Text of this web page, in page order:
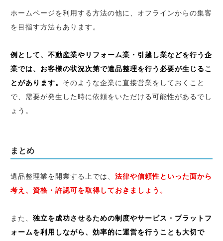
ホームページを利用する方法の他に、オフラインからの集客
を目指す方法もあります。
例として、不動産業やリフォーム業・引越し業などを行う企
業では、お客様の状況次第で遺品整理を行う必要が生じるこ
とがあります。 そのような企業に直接営業をしておくこと
で、需要が発生した時に依頼をいただける可能性があるでし
ょう。
まとめ
遺品整理業を開業する上では、法律や信頼性といった面から
考え、資格・許認可を取得しておきましょう。
また、独立を成功させるための制度やサービス・プラットフ
ォームを利用しながら、効率的に運営を行うことも大切で